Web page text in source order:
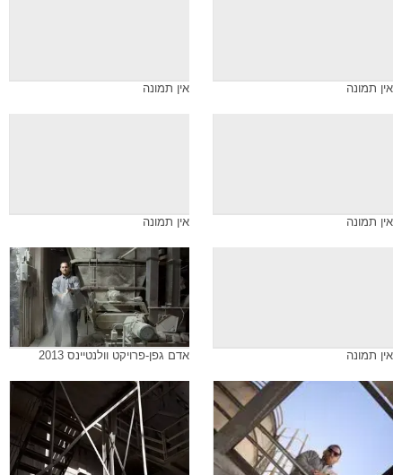
אין תמונה אין תמונה
אין תמונה אין תמונה
אין תמונה אדם גפן-פרויקט וולנטיינס 2013